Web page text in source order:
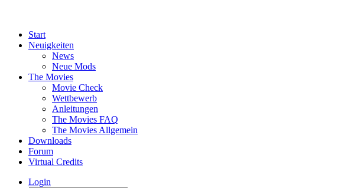
Start
Neuigkeiten
News
Neue Mods
The Movies
Movie Check
Wettbewerb
Anleitungen
The Movies FAQ
The Movies Allgemein
Downloads
Forum
Virtual Credits
Login